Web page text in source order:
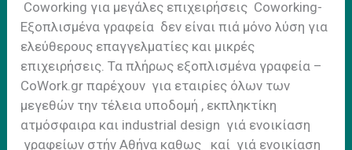
Coworking για μεγάλες επιχειρήσεις Coworking-
Εξοπλισμένα γραφεία δεν είναι πιά μόνο λύση για
ελεύθερους επαγγελματίες και μικρές
επιχειρήσεις. Τα πλήρως εξοπλισμένα γραφεία –
CoWork.gr παρέχουν για εταιρίες όλων των
μεγεθών την τέλεια υποδομή , εκπληκτίκη
ατμόσφαιρα και industrial design γιά ενοικίαση
γραφείων στήν Αθήνα καθως καί γιά ενοικίαση